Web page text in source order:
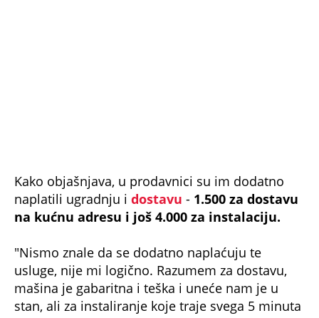
prodavačica nas je zbunila ubedivši nas da mi
ne bismo umele same da je povežemo i da ako
ne umemo to da uradimo valjano, možemo
dolazi i uputstvo za instaliranje, ali kasno...",
kaže.